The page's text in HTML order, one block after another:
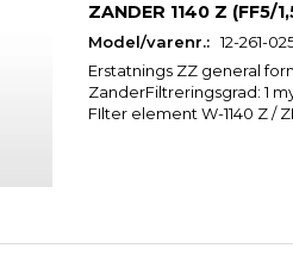
ZANDER 1140 Z (FF5/
Model/varenr.: 12-261-
Erstatnings ZZ general
ZanderFiltreringsgrad: 1
FIlter element W-1140 Z /